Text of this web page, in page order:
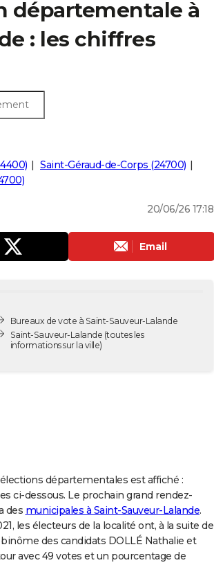
départementale à
: les chiffres
Saint-Géraud-de-Corps (24700)
20/06/26 17:18
Email
Bureaux de vote à Saint-Sauveur-Lalande
Saint-Sauveur-Lalande (toutes les
informations sur la ville)
départementales est affiché :
ci-dessous. Le prochain grand rendez-
des municipales à Saint-Sauveur-Lalande.
les électeurs de la localité ont, à la suite de
des candidats DOLLÉ Nathalie et
avec 49 votes et un pourcentage de